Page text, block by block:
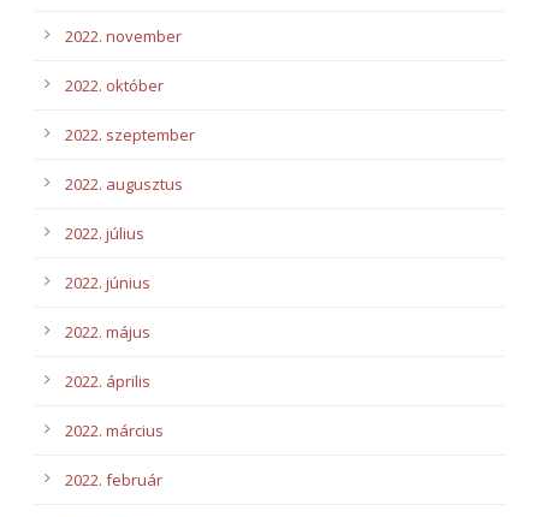
2022. november
2022. október
2022. szeptember
2022. augusztus
2022. július
2022. június
2022. május
2022. április
2022. március
2022. február